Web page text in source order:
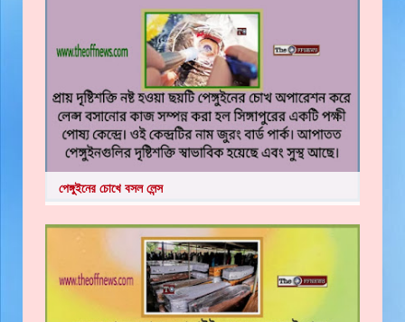
পেঙ্গুইনের চোখে বসল লেন্স